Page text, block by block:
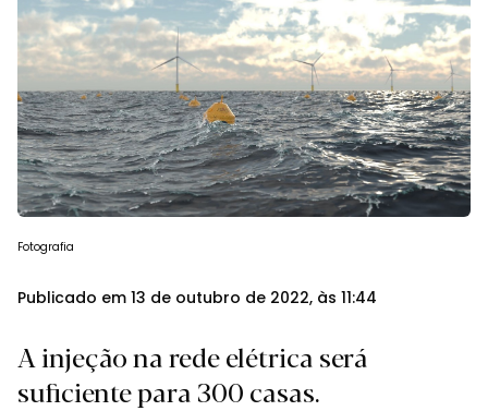
Fotografia
Publicado em 13 de outubro de 2022, às 11:44
A injeção na rede elétrica será
suficiente para 300 casas.